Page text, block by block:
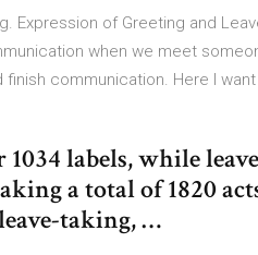
Expression of Greeting and
when we meet
communication. Here I
1034 labels, while
a total of 1820
taking, …